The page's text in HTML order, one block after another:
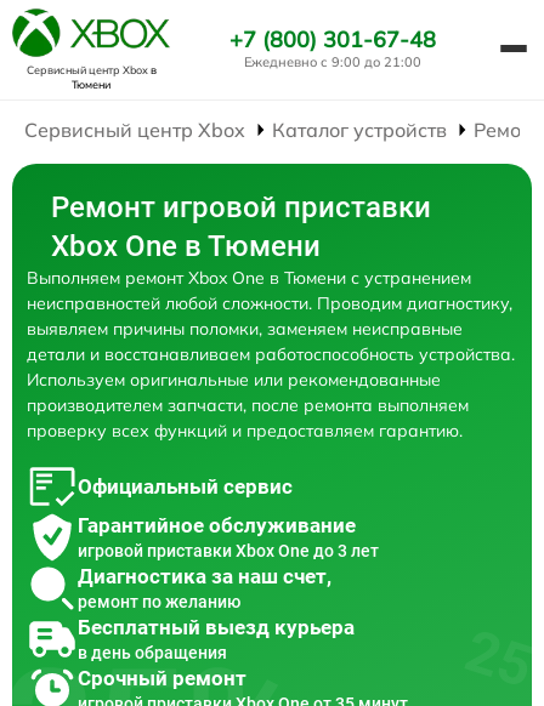
Сервисный центр Xboxв
Тюмени
+7 (800) 301-67-48
Ежедневно с 9:00 до 21:00
Сервисный центр Xbox Каталог устройств
Ремонт игровой приставки
Xbox One в Тюмени
Выполняем ремонт Xbox One в Тюмени с устранением
неисправностей любой сложности. Проводим диагностику,
выявляем причины поломки, заменяем неисправные
детали и восстанавливаем работоспособность устройства.
Используем оригинальные или рекомендованные
производителем запчасти, после ремонта выполняем
проверку всех функций и предоставляем гарантию.
Официальный сервис
Гарантийное обслуживание
игровой приставки Xbox One до 3 лет
Диагностика за наш счет,
ремонт по желанию
Бесплатный выезд курьера
в день обращения
Срочный ремонт